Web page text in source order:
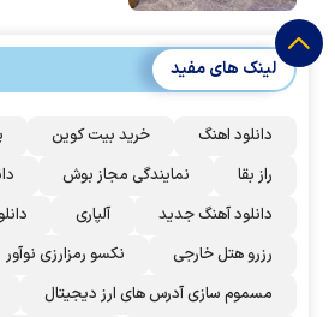
لینک های مفید
دانلود اهنگ خرید بیت کوین
راز بقا
نمایندگی مجاز بوش
دانلود آهنگ جدید
آلپاری
رزرو هتل خارجی
نکسو رمزارزی نوآور
مسموم سازی آدرس های ارز دیجیتال